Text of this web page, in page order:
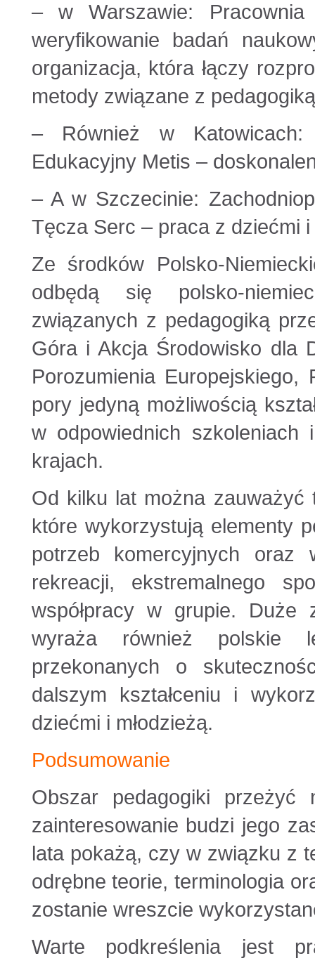
– w Warszawie:
weryfikowanie badań
organizacja, która łączy
metody związane z
– Również w Katowicach:
Edukacyjny Metis –
– A w Szczecinie:
Tęcza Serc – praca z dziećmi i
Ze środków Polsko-
odbędą się polsko-
związanych z pedagogiką
Góra i Akcja Środowisko dla
Porozumienia Europejskiego,
pory jedyną możliwością
w odpowiednich
krajach.
Od kilku lat można
które wykorzystują elementy
potrzeb komercyjnych
rekreacji, ekstremalnego
współpracy w grupie. Duże
wyraża również polskie
przekonanych o
dalszym kształceniu i
dziećmi i młodzieżą.
Podsumowanie
Obszar pedagogiki
zainteresowanie budzi jego
lata pokażą, czy w związku z
odrębne teorie, terminologia
zostanie wreszcie
Warte podkreślenia jest